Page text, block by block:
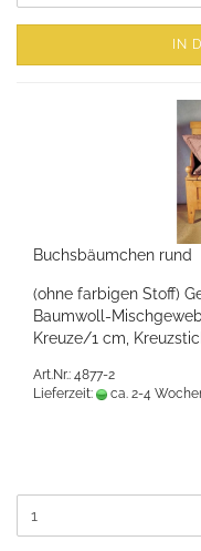
IN
Buchsbäumchen rund
(ohne farbigen Stoff)
Baumwoll-
Kreuze/1 cm,
Art.Nr.: 4877-2
Lieferzeit:
ca. 2-4